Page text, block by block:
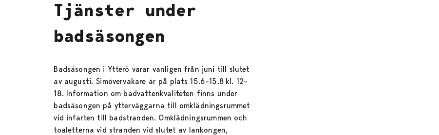
Tjänster under
badsäsongen
Badsäsongen i Ytterö varar vanligen från juni till slutet
av augusti. Simövervakare är på plats 15.6–15.8 kl. 12–
18. Information om badvattenkvaliteten finns under
badsäsongen på ytterväggarna till omklädningsrummet
vid infarten till badstranden. Omklädningsrummen och
toaletterna vid stranden vid slutet av lankongen,